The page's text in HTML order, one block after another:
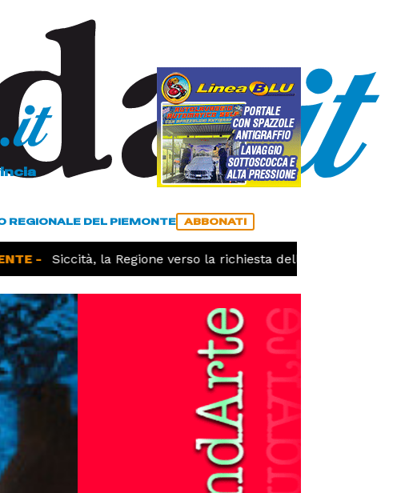
REGIONALE DEL PIEMONTE ABBONATI
- Siccità, la Regione verso la richiesta dello stato di calamità